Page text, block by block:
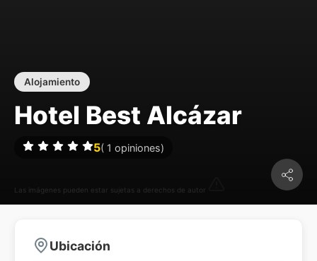
Las imágenes pueden estar sujetas a derechos de autor
Alojamiento
Hotel Best Alcázar
5( 1 opiniones)
Ubicación